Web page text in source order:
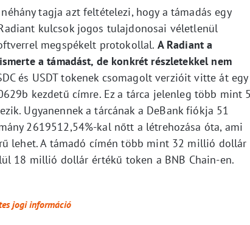
tagja azt feltételezi, hogy a támadás egy
kulcsok jogos tulajdonosai véletlenül
megspékelt protokollal. A Radiant a
a támadást, de konkrét részletekkel nem
és USDT tokenek csomagolt verzióit vitte át egy
kezdetű címre. Ez a tárca jelenleg több mint
Ugyanennek a tárcának a DeBank fiókja 51
2619512,54%-kal nőtt a létrehozása óta, ami
lehet. A támadó címén több mint 32 millió dollár
18 millió dollár értékű token a BNB Chain-en.
jogi információ